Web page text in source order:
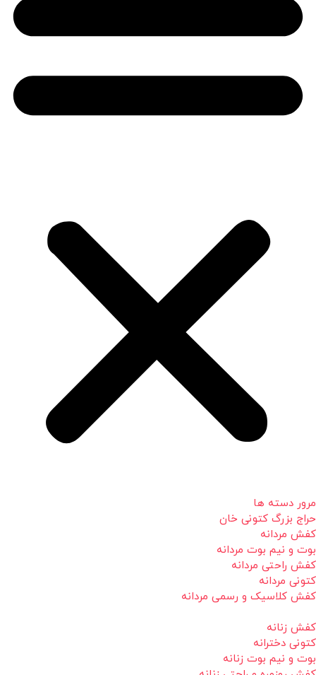
مرور دسته ها
حراج بزرگ کتونی خان
کفش مردانه
بوت و نیم بوت مردانه
کفش راحتی مردانه
کتونی مردانه
کفش کلاسیک و رسمی مردانه
کفش زنانه
کتونی دخترانه
بوت و نیم بوت زنانه